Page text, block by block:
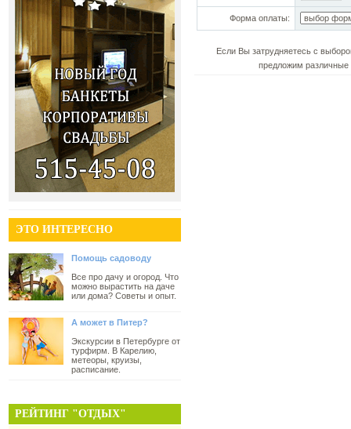
ЭТО ИНТЕРЕСНО
Помощь садоводу
Все про дачу и огород. Что
можно вырастить на даче
или дома? Советы и опыт.
А может в Питер?
Экскурсии в Петербурге от
турфирм. В Карелию,
метеоры, круизы,
расписание.
РЕЙТИНГ "ОТДЫХ"
Форма оплаты:
Если Вы затрудняетесь с
предложим различные